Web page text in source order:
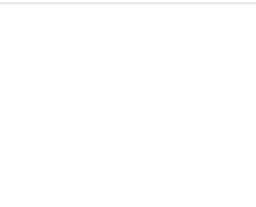
Institute, αντί να
διατηρήσουν τις υφιστάμενες
καλείται να
και την επίτευξη